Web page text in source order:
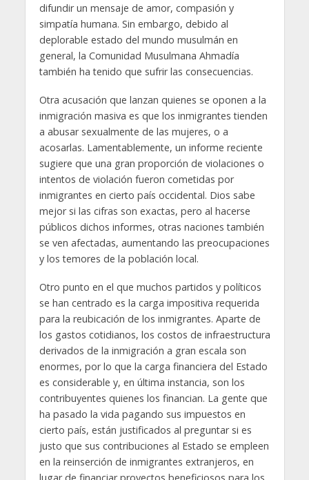
difundir un mensaje de amor, compasión y
simpatía humana. Sin embargo, debido al
deplorable estado del mundo musulmán en
general, la Comunidad Musulmana Ahmadía
también ha tenido que sufrir las consecuencias.
Otra acusación que lanzan quienes se oponen a la
inmigración masiva es que los inmigrantes tienden
a abusar sexualmente de las mujeres, o a
acosarlas. Lamentablemente, un informe reciente
sugiere que una gran proporción de violaciones o
intentos de violación fueron cometidas por
inmigrantes en cierto país occidental. Dios sabe
mejor si las cifras son exactas, pero al hacerse
públicos dichos informes, otras naciones también
se ven afectadas, aumentando las preocupaciones
y los temores de la población local.
Otro punto en el que muchos partidos y políticos
se han centrado es la carga impositiva requerida
para la reubicación de los inmigrantes. Aparte de
los gastos cotidianos, los costos de infraestructura
derivados de la inmigración a gran escala son
enormes, por lo que la carga financiera del Estado
es considerable y, en última instancia, son los
contribuyentes quienes los financian. La gente que
ha pasado la vida pagando sus impuestos en
cierto país, están justificados al preguntar si es
justo que sus contribuciones al Estado se empleen
en la reinserción de inmigrantes extranjeros, en